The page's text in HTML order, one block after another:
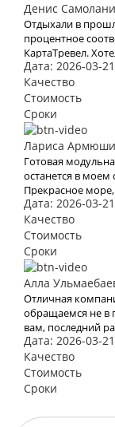
Денис
Отдыхали в
процентное
КартаТревел.
услугами, но
Дата: 2026-03-21
Качество
Стоимость
Сроки
Лариса
Готовая
останется в
Прекрасное
яркое
возвращаться
Мы с мужем рады,
отдых для нас
Дата: 2026-03-21
Качество
Стоимость
Сроки
Алла
Отличная
обращаемся не в
вам, последний
«Лучший вариант»
Дата: 2026-03-21
Качество
Стоимость
Сроки